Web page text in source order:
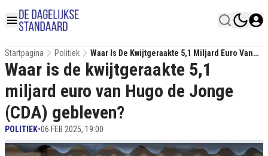
Startpagina Politiek
Waar Is De Kwijtgeraakte 5,1 Miljard Euro Van
Hugo De Jonge (CDA) Gebleven?
Waar is de kwijtgeraakte 5,1
miljard euro van Hugo de Jonge
(CDA) gebleven?
POLITIEK•06 FEB 2025, 19:00